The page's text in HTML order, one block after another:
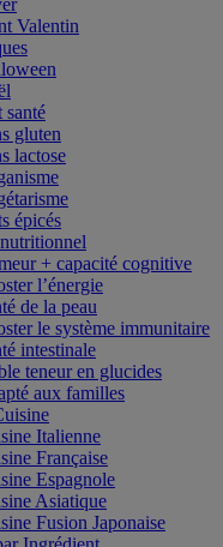
Valentin
santé
gluten
lactose
épicés
+ capacité cognitive
l’énergie
de la peau
le système immunitaire
intestinale
teneur en glucides
aux familles
Italienne
Française
Espagnole
Asiatique
Fusion Japonaise